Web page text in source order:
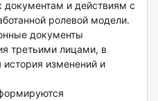
документам и действиям с
ролевой модели.
документы
третьими лицами, в
история изменений и